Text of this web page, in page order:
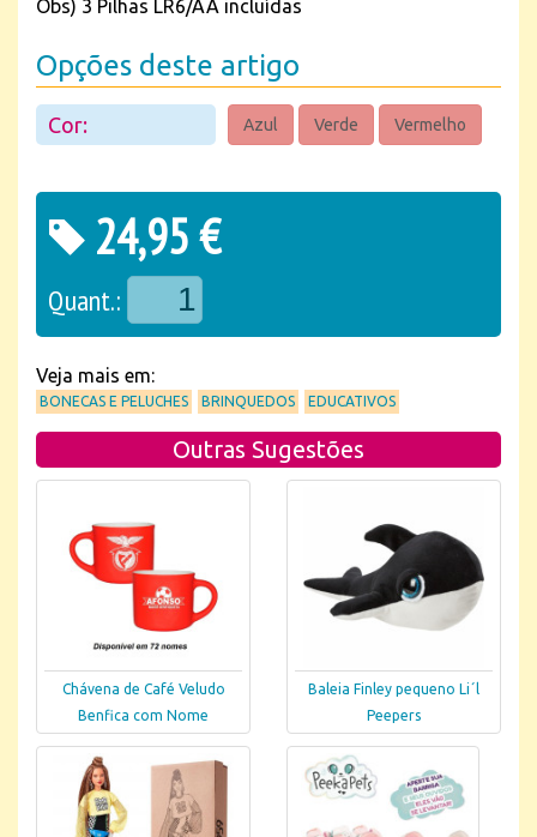
Obs) 3 Pilhas LR6/AA incluídas
Opções deste artigo
Cor: Azul Verde Vermelho
24,95 €
Quant.:
Veja mais em:
BONECAS E PELUCHES BRINQUEDOS EDUCATIVOS
Outras Sugestões
Chávena de Café Veludo
Benfica com Nome
Baleia Finley pequeno Li´l
Peepers